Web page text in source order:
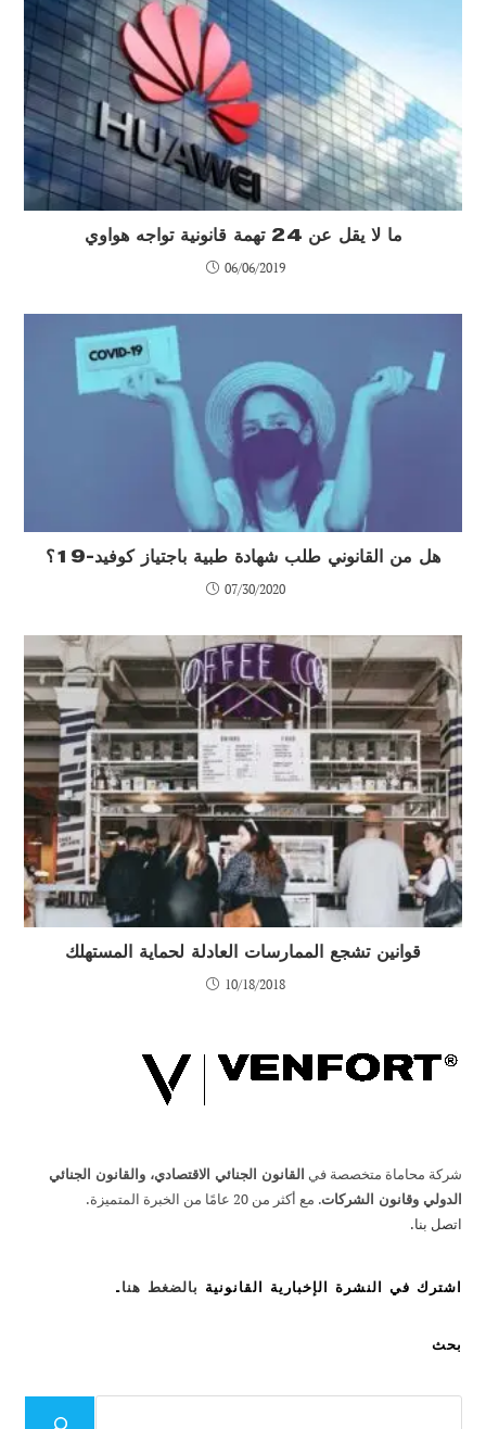
ما لا يقل عن 24 تهمة قانونية تواجه هواوي
06/06/2019
هل من القانوني طلب شهادة طبية باجتياز كوفيد-19؟
07/30/2020
قوانين تشجع الممارسات العادلة لحماية المستهلك
10/18/2018
شركة محاماة متخصصة في القانون الجنائي الاقتصادي، والقانون الجنائي
الدولي وقانون الشركات. مع أكثر من 20 عامًا من الخبرة المتميزة.
اتصل بنا.
اشترك في النشرة الإخبارية القانونية بالضغط هنا.
بحث